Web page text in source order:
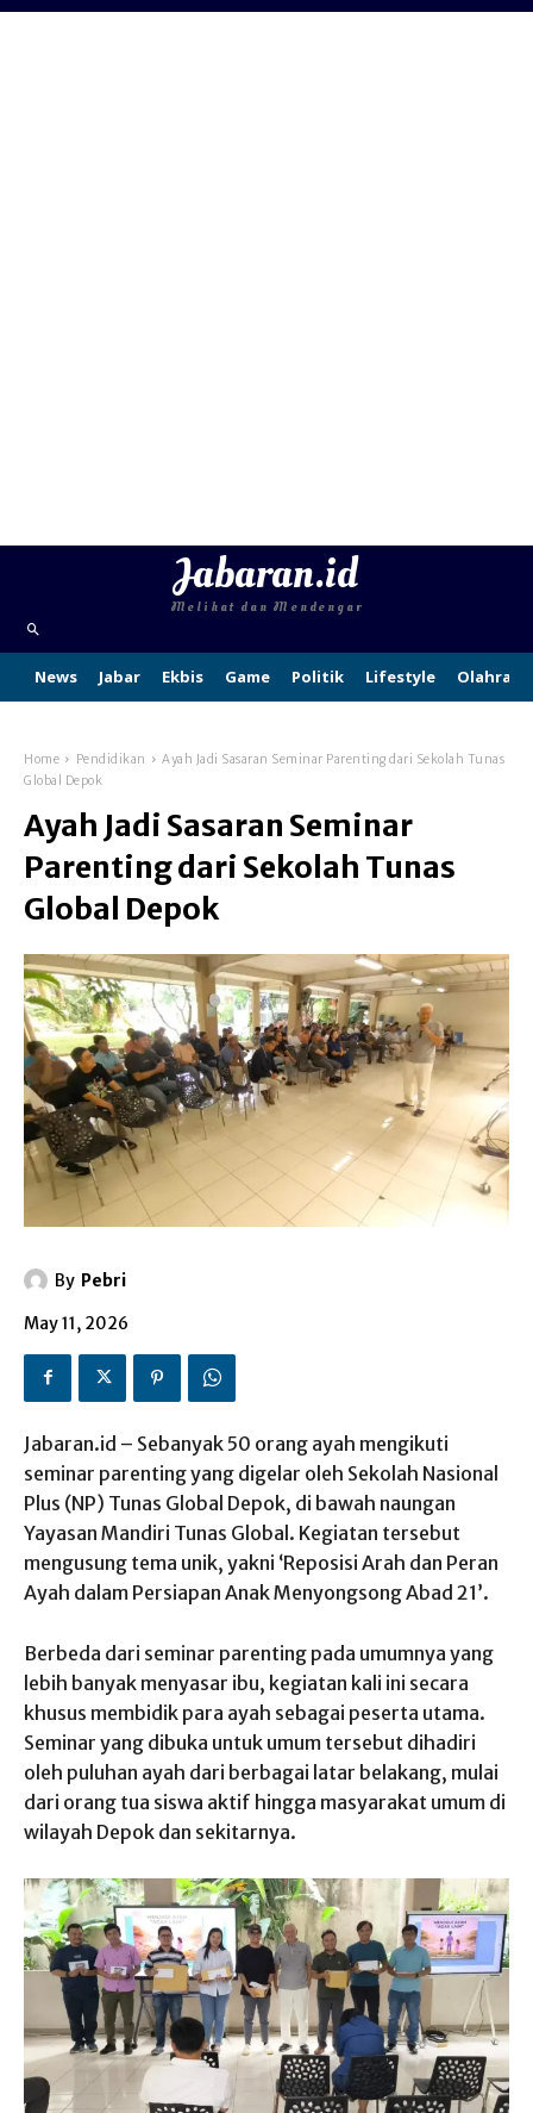
Jabaran.id
Melihat dan Mendengar
News Jabar Ekbis Game Politik Lifestyle Olahraga
Home Pendidikan
Ayah Jadi Sasaran Seminar Parenting dari Sekolah Tunas
Global Depok
Ayah Jadi Sasaran Seminar
Parenting dari Sekolah Tunas
Global Depok
By Pebri
May 11, 2026
Jabaran.id – Sebanyak 50 orang ayah mengikuti
seminar parenting yang digelar oleh Sekolah Nasional
Plus (NP) Tunas Global Depok, di bawah naungan
Yayasan Mandiri Tunas Global. Kegiatan tersebut
mengusung tema unik, yakni ‘Reposisi Arah dan Peran
Ayah dalam Persiapan Anak Menyongsong Abad 21’.
Berbeda dari seminar parenting pada umumnya yang
lebih banyak menyasar ibu, kegiatan kali ini secara
khusus membidik para ayah sebagai peserta utama.
Seminar yang dibuka untuk umum tersebut dihadiri
oleh puluhan ayah dari berbagai latar belakang, mulai
dari orang tua siswa aktif hingga masyarakat umum di
wilayah Depok dan sekitarnya.